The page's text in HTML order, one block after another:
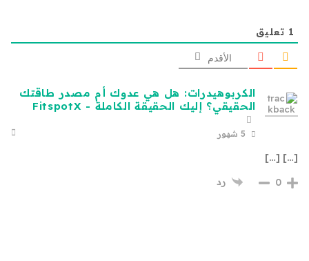
1 تعليق
الأقدم
الكربوهيدرات: هل هي عدوك أم مصدر طاقتك
الحقيقي؟ إليك الحقيقة الكاملة - FitspotX
[…] […]
0 رد